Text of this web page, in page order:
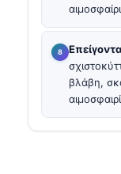
βλάβη,